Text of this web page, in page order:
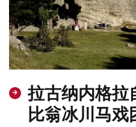
拉古纳内格拉
比翁冰川马戏